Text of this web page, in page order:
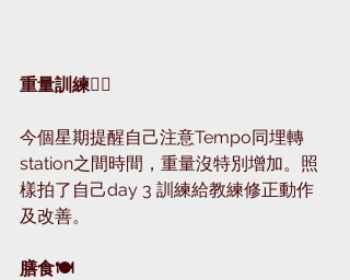
重量訓練🏋🏻
今個星期提醒自己注意Tempo同埋轉
station之間時間，重量沒特別增加。照
樣拍了自己day 3 訓練給教練修正動作
及改善。
膳食🍽